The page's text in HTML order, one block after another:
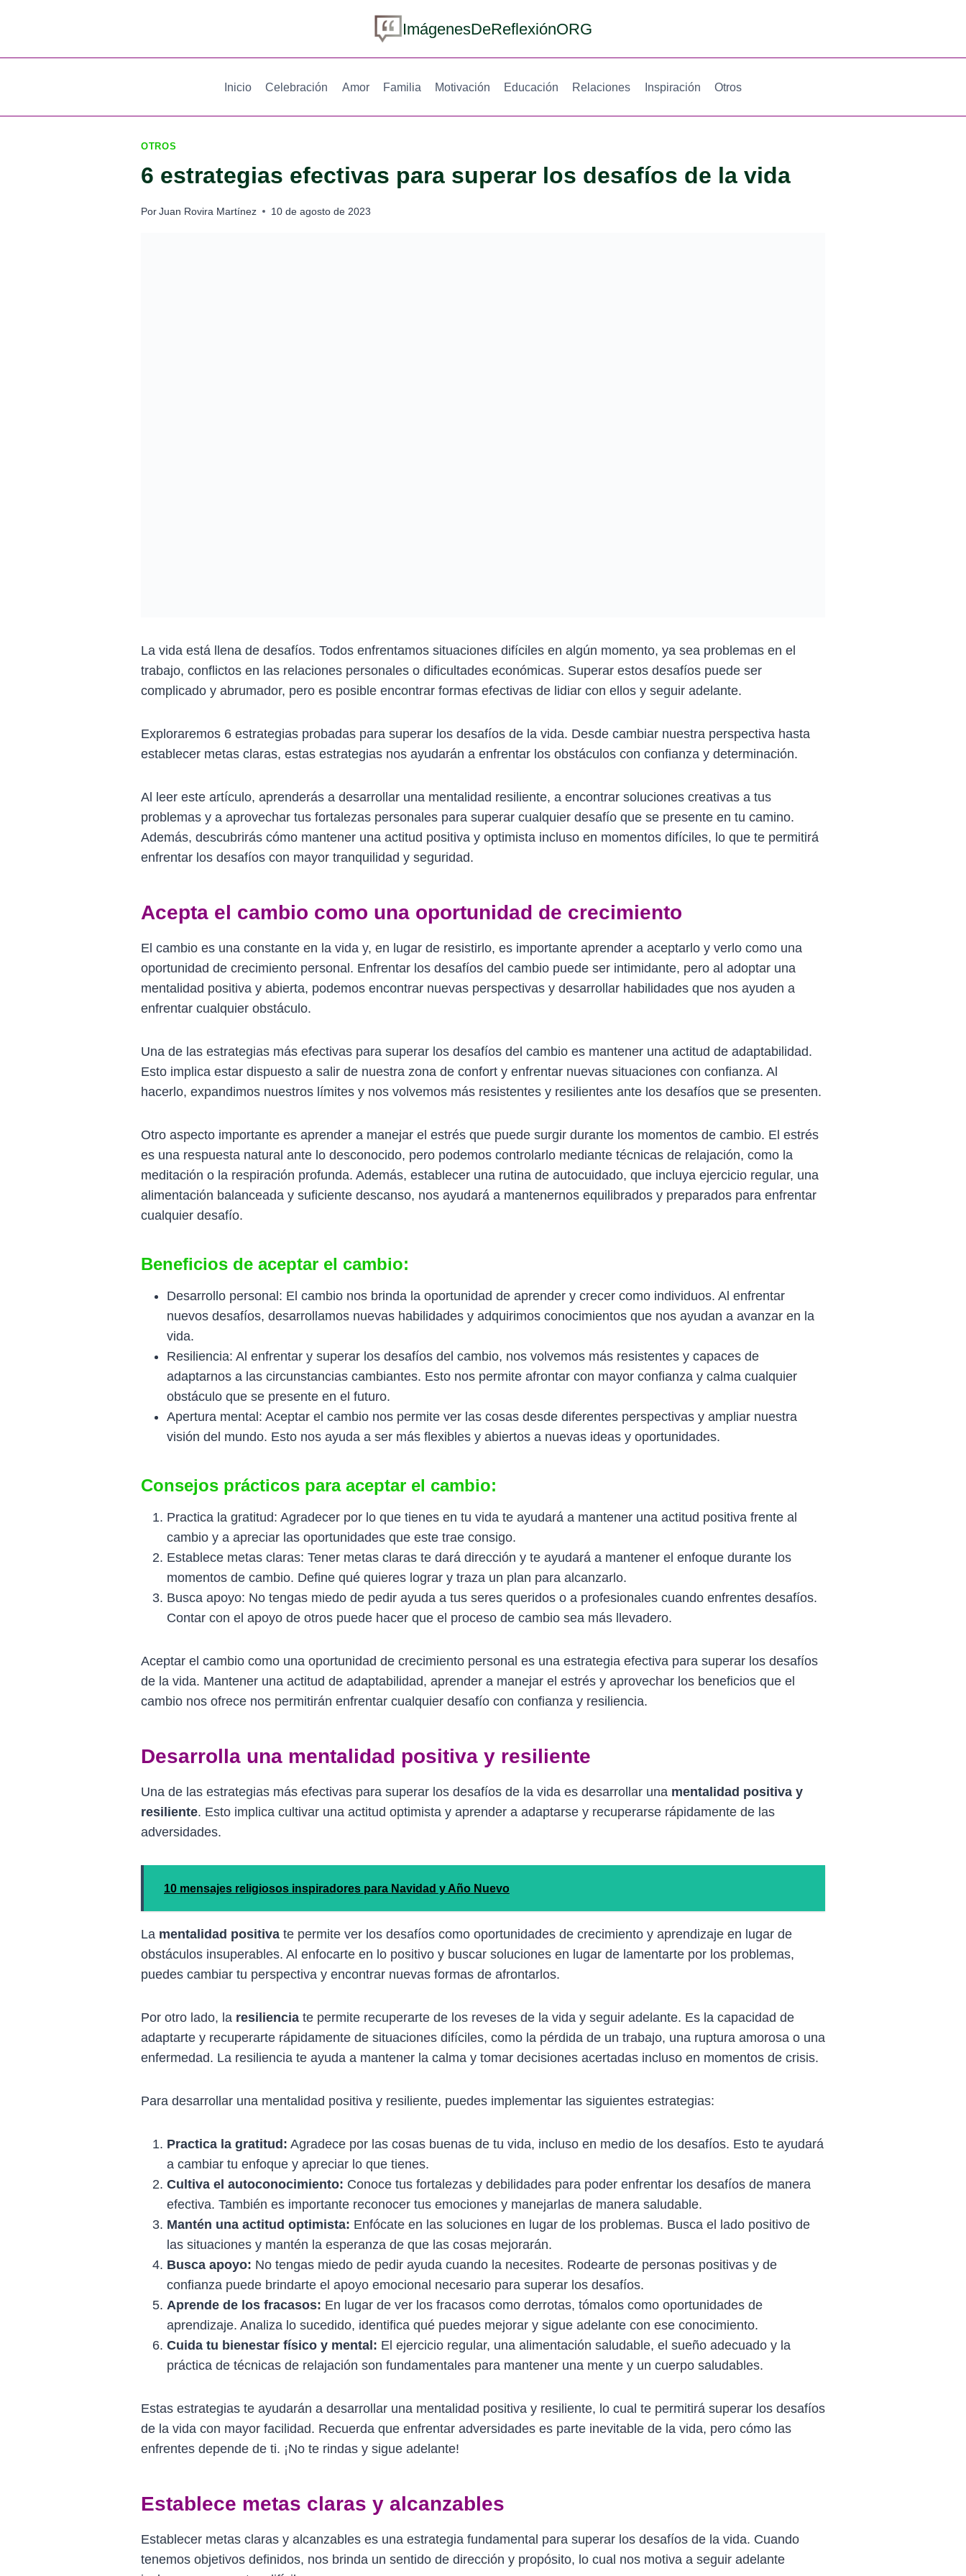
ImágenesDeReflexiónORG
Inicio Celebración Amor Familia Motivación Educación Relaciones Inspiración Otros
OTROS
6 estrategias efectivas para superar los desafíos de la vida
PorJuan Rovira Martínez 10 de agosto de 2023
La vida está llena de desafíos. Todos enfrentamos situaciones difíciles en algún momento, ya sea problemas en el
trabajo, conflictos en las relaciones personales o dificultades económicas. Superar estos desafíos puede ser
complicado y abrumador, pero es posible encontrar formas efectivas de lidiar con ellos y seguir adelante.
Exploraremos 6 estrategias probadas para superar los desafíos de la vida. Desde cambiar nuestra perspectiva hasta
establecer metas claras, estas estrategias nos ayudarán a enfrentar los obstáculos con confianza y determinación.
Al leer este artículo, aprenderás a desarrollar una mentalidad resiliente, a encontrar soluciones creativas a tus
problemas y a aprovechar tus fortalezas personales para superar cualquier desafío que se presente en tu camino.
Además, descubrirás cómo mantener una actitud positiva y optimista incluso en momentos difíciles, lo que te permitirá
enfrentar los desafíos con mayor tranquilidad y seguridad.
Acepta el cambio como una oportunidad de crecimiento
El cambio es una constante en la vida y, en lugar de resistirlo, es importante aprender a aceptarlo y verlo como una
oportunidad de crecimiento personal. Enfrentar los desafíos del cambio puede ser intimidante, pero al adoptar una
mentalidad positiva y abierta, podemos encontrar nuevas perspectivas y desarrollar habilidades que nos ayuden a
enfrentar cualquier obstáculo.
Una de las estrategias más efectivas para superar los desafíos del cambio es mantener una actitud de adaptabilidad.
Esto implica estar dispuesto a salir de nuestra zona de confort y enfrentar nuevas situaciones con confianza. Al
hacerlo, expandimos nuestros límites y nos volvemos más resistentes y resilientes ante los desafíos que se presenten.
Otro aspecto importante es aprender a manejar el estrés que puede surgir durante los momentos de cambio. El estrés
es una respuesta natural ante lo desconocido, pero podemos controlarlo mediante técnicas de relajación, como la
meditación o la respiración profunda. Además, establecer una rutina de autocuidado, que incluya ejercicio regular, una
alimentación balanceada y suficiente descanso, nos ayudará a mantenernos equilibrados y preparados para enfrentar
cualquier desafío.
Beneficios de aceptar el cambio:
Desarrollo personal: El cambio nos brinda la oportunidad de aprender y crecer como individuos. Al enfrentar
nuevos desafíos, desarrollamos nuevas habilidades y adquirimos conocimientos que nos ayudan a avanzar en la
vida.
Resiliencia: Al enfrentar y superar los desafíos del cambio, nos volvemos más resistentes y capaces de
adaptarnos a las circunstancias cambiantes. Esto nos permite afrontar con mayor confianza y calma cualquier
obstáculo que se presente en el futuro.
Apertura mental: Aceptar el cambio nos permite ver las cosas desde diferentes perspectivas y ampliar nuestra
visión del mundo. Esto nos ayuda a ser más flexibles y abiertos a nuevas ideas y oportunidades.
Consejos prácticos para aceptar el cambio:
Practica la gratitud: Agradecer por lo que tienes en tu vida te ayudará a mantener una actitud positiva frente al
cambio y a apreciar las oportunidades que este trae consigo.
Establece metas claras: Tener metas claras te dará dirección y te ayudará a mantener el enfoque durante los
momentos de cambio. Define qué quieres lograr y traza un plan para alcanzarlo.
Busca apoyo: No tengas miedo de pedir ayuda a tus seres queridos o a profesionales cuando enfrentes desafíos.
Contar con el apoyo de otros puede hacer que el proceso de cambio sea más llevadero.
Aceptar el cambio como una oportunidad de crecimiento personal es una estrategia efectiva para superar los desafíos
de la vida. Mantener una actitud de adaptabilidad, aprender a manejar el estrés y aprovechar los beneficios que el
cambio nos ofrece nos permitirán enfrentar cualquier desafío con confianza y resiliencia.
Desarrolla una mentalidad positiva y resiliente
Una de las estrategias más efectivas para superar los desafíos de la vida es desarrollar una mentalidad positiva y
resiliente. Esto implica cultivar una actitud optimista y aprender a adaptarse y recuperarse rápidamente de las
adversidades.
10 mensajes religiosos inspiradores para Navidad y Año Nuevo
La mentalidad positiva te permite ver los desafíos como oportunidades de crecimiento y aprendizaje en lugar de
obstáculos insuperables. Al enfocarte en lo positivo y buscar soluciones en lugar de lamentarte por los problemas,
puedes cambiar tu perspectiva y encontrar nuevas formas de afrontarlos.
Por otro lado, la resiliencia te permite recuperarte de los reveses de la vida y seguir adelante. Es la capacidad de
adaptarte y recuperarte rápidamente de situaciones difíciles, como la pérdida de un trabajo, una ruptura amorosa o una
enfermedad. La resiliencia te ayuda a mantener la calma y tomar decisiones acertadas incluso en momentos de crisis.
Para desarrollar una mentalidad positiva y resiliente, puedes implementar las siguientes estrategias:
Practica la gratitud: Agradece por las cosas buenas de tu vida, incluso en medio de los desafíos. Esto te ayudará
a cambiar tu enfoque y apreciar lo que tienes.
Cultiva el autoconocimiento: Conoce tus fortalezas y debilidades para poder enfrentar los desafíos de manera
efectiva. También es importante reconocer tus emociones y manejarlas de manera saludable.
Mantén una actitud optimista: Enfócate en las soluciones en lugar de los problemas. Busca el lado positivo de
las situaciones y mantén la esperanza de que las cosas mejorarán.
Busca apoyo: No tengas miedo de pedir ayuda cuando la necesites. Rodearte de personas positivas y de
confianza puede brindarte el apoyo emocional necesario para superar los desafíos.
Aprende de los fracasos: En lugar de ver los fracasos como derrotas, tómalos como oportunidades de
aprendizaje. Analiza lo sucedido, identifica qué puedes mejorar y sigue adelante con ese conocimiento.
Cuida tu bienestar físico y mental: El ejercicio regular, una alimentación saludable, el sueño adecuado y la
práctica de técnicas de relajación son fundamentales para mantener una mente y un cuerpo saludables.
Estas estrategias te ayudarán a desarrollar una mentalidad positiva y resiliente, lo cual te permitirá superar los desafíos
de la vida con mayor facilidad. Recuerda que enfrentar adversidades es parte inevitable de la vida, pero cómo las
enfrentes depende de ti. ¡No te rindas y sigue adelante!
Establece metas claras y alcanzables
Establecer metas claras y alcanzables es una estrategia fundamental para superar los desafíos de la vida. Cuando
tenemos objetivos definidos, nos brinda un sentido de dirección y propósito, lo cual nos motiva a seguir adelante